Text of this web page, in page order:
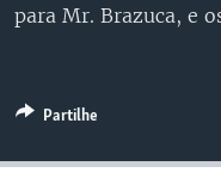
para Mr. Brazuca, e
Partilhe